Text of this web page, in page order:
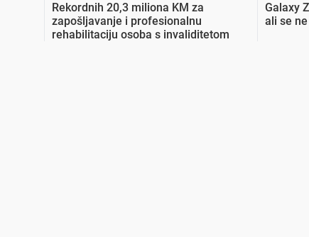
Rekordnih 20,3 miliona KM za
zapošljavanje i profesionalnu
rehabilitaciju osoba s invaliditetom
Galaxy
ali se